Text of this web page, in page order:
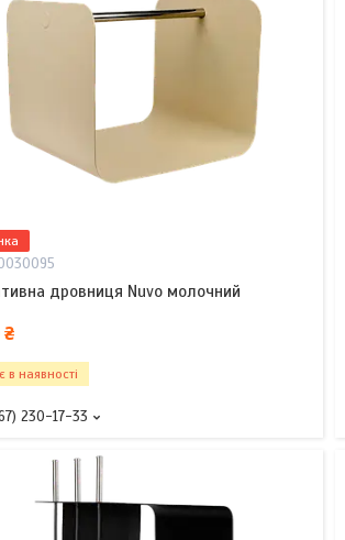
дровниця Nuvo молочний
₴
в наявності
230-17-33